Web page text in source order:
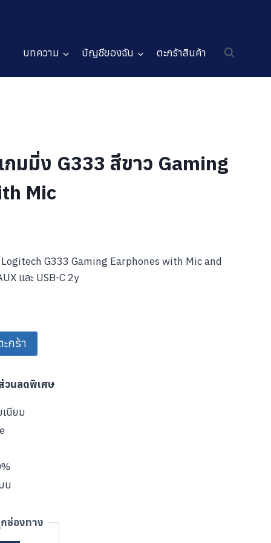
บทความ บัญชีของฉัน ตะกร้าสินค้า
มมิ่ง G333 สีขาว Gaming
Mic
Logitech G333 Gaming Earphones with Mic and
และ USB-C 2y
กร้า
วนลดพิเศษ
นียม
บ
ช่องทาง